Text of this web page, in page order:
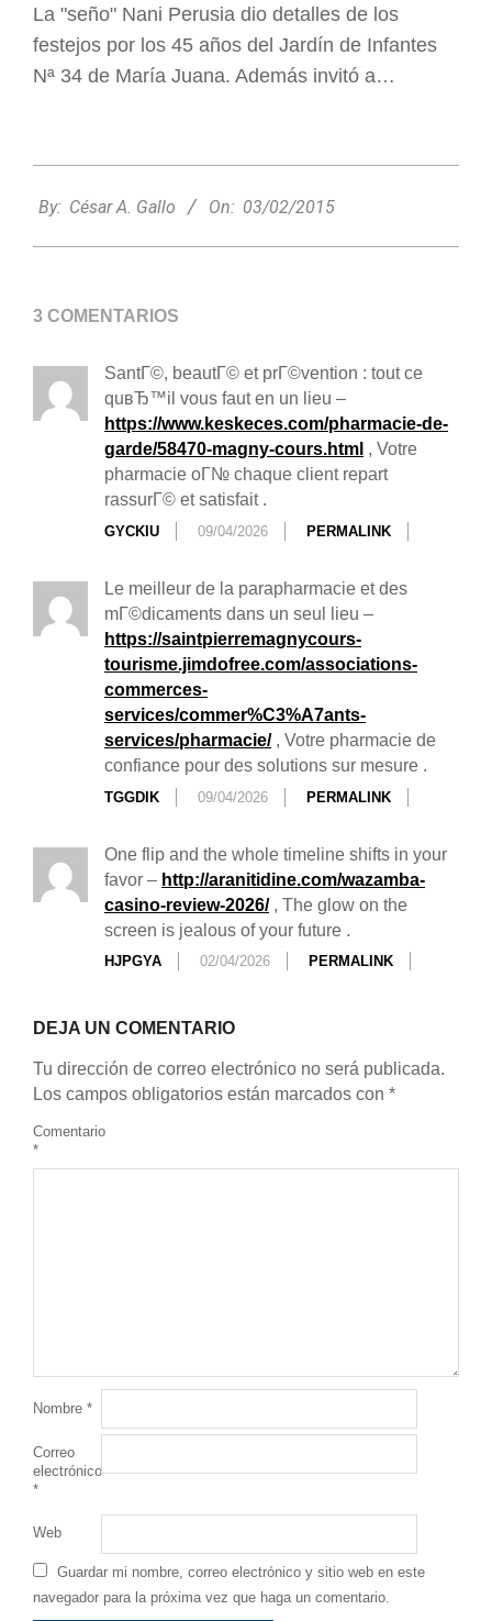
La "seño" Nani Perusia dio detalles de los
festejos por los 45 años del Jardín de Infantes
Nª 34 de María Juana. Además invitó a…
02-
By: César A. Gallo On: 03/02/2015
3 COMENTARIOS
SantГ©, beautГ© et prГ©vention : tout ce
quвЂ™il vous faut en un lieu –
https://www.keskeces.com/pharmacie-de-
garde/58470-magny-cours.html , Votre
pharmacie oГ№ chaque client repart
rassurГ© et satisfait .
GYCKIU 09/04/2026 PERMALINK
Le meilleur de la parapharmacie et des
mГ©dicaments dans un seul lieu –
https://saintpierremagnycours-
tourisme.jimdofree.com/associations-
commerces-
services/commer%C3%A7ants-
services/pharmacie/, Votre pharmacie de
confiance pour des solutions sur mesure .
TGGDIK 09/04/2026 PERMALINK
One flip and the whole timeline shifts in your
favor – http://aranitidine.com/wazamba-
casino-review-2026/, The glow on the
screen is jealous of your future .
HJPGYA 02/04/2026 PERMALINK
DEJA UN COMENTARIO
Tu dirección de correo electrónico no será publicada.
Los campos obligatorios están marcados con *
Comentario
*
Nombre *
Correo
electrónico
*
Web
Guardar mi nombre, correo electrónico y sitio web en este
navegador para la próxima vez que haga un comentario.